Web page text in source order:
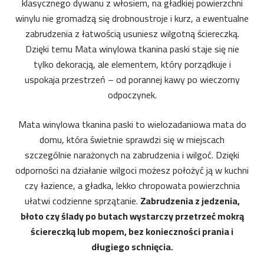
winylu nie gromadzą się drobnoustroje i kurz, a ewentualne
zabrudzenia z łatwością usuniesz wilgotną ściereczką.
Dzięki temu Mata winylowa tkanina paski staje się nie
tylko dekoracją, ale elementem, który porządkuje i
uspokaja przestrzeń – od porannej kawy po wieczorny
odpoczynek.
Mata winylowa tkanina paski to wielozadaniowa mata do
domu, która świetnie sprawdzi się w miejscach
szczególnie narażonych na zabrudzenia i wilgoć. Dzięki
odporności na działanie wilgoci możesz położyć ją w kuchni
czy łazience, a gładka, lekko chropowata powierzchnia
ułatwi codzienne sprzątanie. Zabrudzenia z jedzenia,
błoto czy ślady po butach wystarczy przetrzeć mokrą
ściereczką lub mopem, bez konieczności prania i
długiego schnięcia.